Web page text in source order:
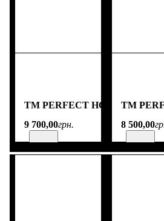
TM PERFECT HOME
9 700,00грн.
TM
8 500,00